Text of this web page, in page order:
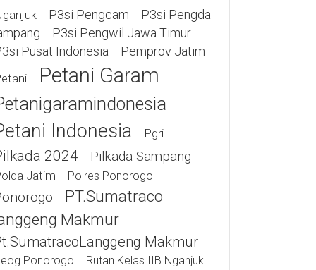
P3si Pengcam
P3si Pengda
P3si Pengwil Jawa Timur
Pusat Indonesia
Pemprov Jatim
Petani Garam
Indonesia Pgri
2024 Pilkada Sampang
Jatim Polres Ponorogo
PT.Sumatraco
Makmur
Makmur
Ponorogo Rutan Kelas IIB Nganjuk